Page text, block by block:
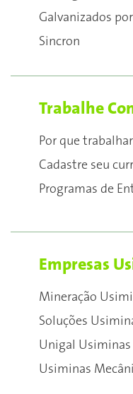
Galvanizados
Sincron
Trabalhe
Por que
Cadastre seu
Programas de
Empresas
Mineração
Soluções
Unigal Usiminas
Usiminas